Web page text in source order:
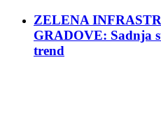
ZELENA
GRADOVE: Sadnja
trend